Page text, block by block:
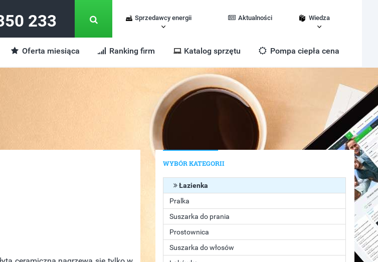
233 Sprzedawcy energii Aktualności Wiedza
Oferta miesiąca Ranking firm Katalog sprzętu Pompa ciepła cena
WYBÓR KATEGORII
Łazienka
Pralka
Suszarka do prania
Prostownica
Suszarka do włosów